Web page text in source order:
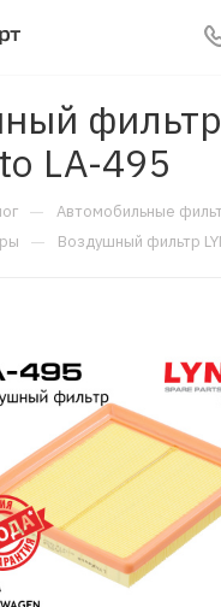
фильтр
LA-495
— Автомобильные
— Воздушный фильтр